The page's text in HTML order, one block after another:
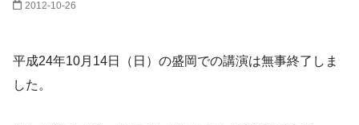
2012-10-26
平成24年10月14日（日）の盛岡での講演は無事終了しま
した。